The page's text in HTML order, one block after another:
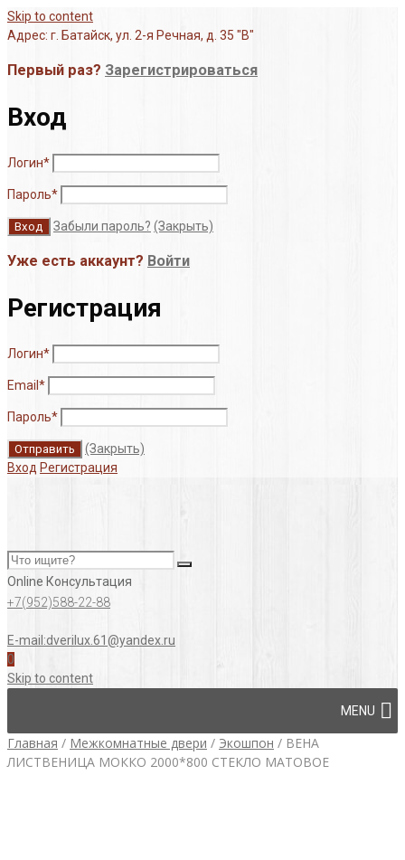
Skip to content
Адрес: г. Батайск, ул. 2-я Речная, д. 35 "В"
Первый раз? Зарегистрироваться
Вход
Логин*
Пароль*
Забыли пароль? (Закрыть)
Уже есть аккаунт? Войти
Регистрация
Логин*
Email *
Пароль*
(Закрыть)
Вход Регистрация
Online Консультация
+7(952)588-22-88
E-mail:dverilux.61@yandex.ru
0
Skip to content
MENU
Главная / Межкомнатные двери / Экошпон / ВЕНА
ЛИСТВЕНИЦА МОККО 2000*800 СТЕКЛО МАТОВОЕ